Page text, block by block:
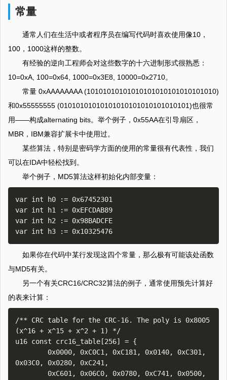
常量
通常人们在生活中或者程序员在编写代码时喜欢使用像10，
100，1000这样的整数。
有经验的逆向工程师会对这些数字的十六进制形式很熟悉：
10=0xA, 100=0x64, 1000=0x3E8, 10000=0x2710。
常量 0xAAAAAAAA (10101010101010101010101010101010)
和0x55555555 (01010101010101010101010101010101)也很常
用——构成alternating bits。举个例子，0x55AA在引导扇区，
MBR，IBM兼容扩展卡中使用过。
某些算法，特别是密码学方面的使用的常量很有代表性，我们
可以在IDA中轻松找到。
举个例子，MD5算法这样初始化内部变量：
var int h0 := 0x67452301
var int h1 := 0xEFCDAB89
var int h2 := 0x98BADCFE
如果你在代码中某行发现这四个常量，那么极有可能该处函数
与MD5有关。
另一个有关CRC16/CRC32算法的例子，通常使用预先计算好
的表来计算：
/** CRC table for the CRC-16. The poly is 0x8005
(x^16 + x^15 + x^2 + 1) */
u16 const crc16_table[256] = {
0x03C0, 0x0280, 0xC241,